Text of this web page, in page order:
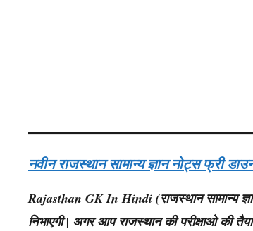
नवीन राजस्थान सामान्य ज्ञान नोट्स फ्री
Rajasthan GK In Hindi (राजस्थान सामान्य
निभाएगी | अगर आप राजस्थान की परीक्षाओ की